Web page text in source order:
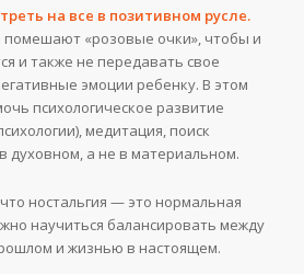
на все в позитивном русле.
помешают «розовые очки», чтобы и
и также не передавать свое
эмоции ребенку. В этом
психологическое развитие
медитация, поиск
духовном, а не в материальном.
ностальгия — это нормальная
научиться балансировать между
и жизнью в настоящем.